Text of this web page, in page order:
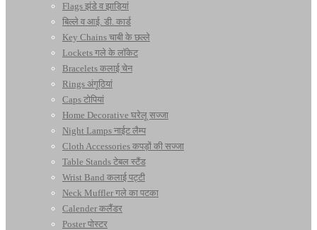
Flags झंडे व झाड़ियां
बिल्ले व आई. डी. कार्ड
Key Chains चाबी के छल्ले
Lockets गले के लॉकेट
Bracelets कलाई चेन
Rings अंगूठियां
Caps टोपियां
Home Decorative घरेलू सज्जा
Night Lamps नाईट लैम्प
Cloth Accessories कपड़ों की सज्जा
Table Stands टेबल स्टैंड
Wrist Band कलाई पट्टी
Neck Muffler गले का पटका
Calender कलैंडर
Poster पोस्टर